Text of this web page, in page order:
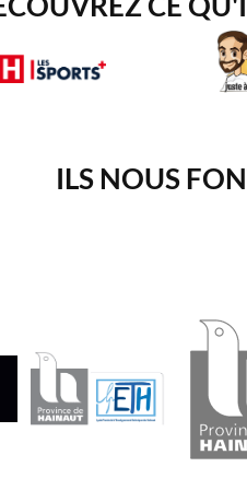
ILS NOUS